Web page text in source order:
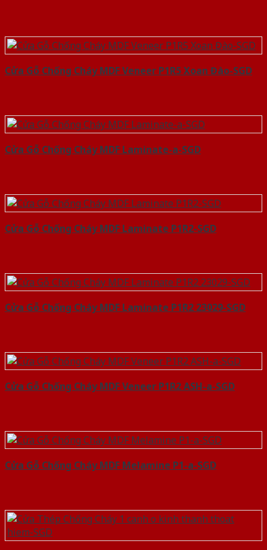
Cửa Gỗ Chống Cháy MDF Veneer P1R5 Xoan Đào-SGD
Cửa Gỗ Chống Cháy MDF Laminate-a-SGD
Cửa Gỗ Chống Cháy MDF Laminate P1R2-SGD
Cửa Gỗ Chống Cháy MDF Laminate P1R2 23029-SGD
Cửa Gỗ Chống Cháy MDF Veneer P1R2 ASH-a-SGD
Cửa Gỗ Chống Cháy MDF Melamine P1-a-SGD